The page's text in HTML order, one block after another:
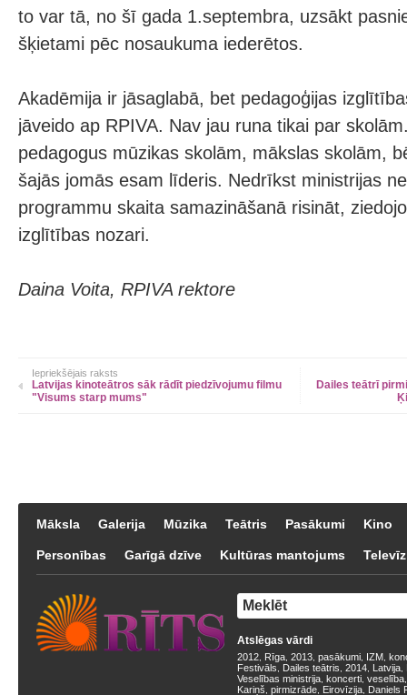
to var tā, no šī gada 1.septembra, uzsākt
šķietami pēc nosaukuma iederētos.
Akadēmija ir jāsaglabā, bet pedagoģijas
jāveido ap RPIVA. Nav jau runa tikai par
pedagogus mūzikas skolām, mākslas skolām,
šajās jomās esam līderis. Nedrīkst ministrijas
programmu skaita samazināšanā risināt,
izglītības nozari.
Daina Voita, RPIVA rektore
Iepriekšējais raksts
Latvijas kinoteātros sāk rādīt piedzīvojumu filmu
"Visums starp mums"
Dailes teātrī
Māksla Galerija Mūzika Teātris Pasākumi Kino
Personības Garīgā dzīve Kultūras mantojums
Atslēgas vārdi
2012 Rīga 2013 pasākumi IZM
Festivāls
Dailes teātris 2014 Latvija
Veselības ministrija koncerti veselība
Kariņš pirmizrāde Eirovīzija Daniels